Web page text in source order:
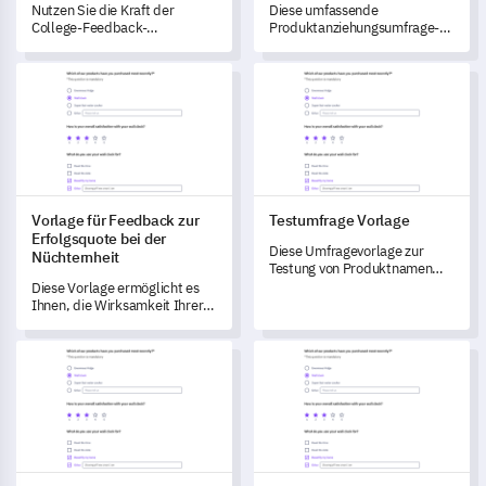
Nutzen Sie die Kraft der
College-Feedback-
entscheidende Einblicke in die
Erfahrungen der Studierenden
zu gewinnen.
Diese umfassende
Produktanziehungsumfrage-
tief in die Wahrnehmungen
und Erfahrungen Ihrer Kunden
mit Ihrem Produkt
einzutauchen.
Vorlage für Feedback zur Erfolgsquote bei der Nüchternheit
Vorlage für Feedback zur
Erfolgsquote bei der
Nüchternheit
Diese Vorlage ermöglicht es
Ihnen, die Wirksamkeit Ihrer
Genesungsprogramme zu
messen und zu verstehen.
Testumfrage Vorlage
Testumfrage Vorlage
Diese Umfragevorlage zur
Testung von Produktnamen
Kaufverhalten im
Zusammenhang mit dem von
Ihnen vorgeschlagenen
Produktnamen zu messen.
Markenloyalität Umfrage Brand Building Umfrage